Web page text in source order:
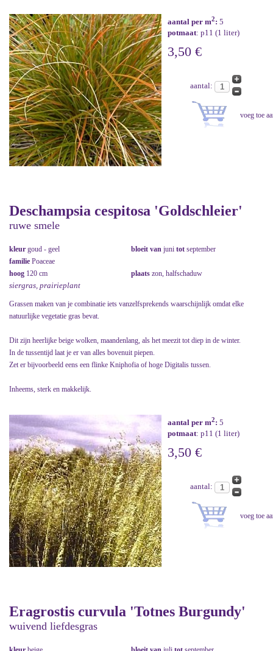
aantal per m2: 5
potmaat: p11 (1 liter)
3,50 €
aantal:
Deschampsia cespitosa 'Goldschleier'
ruwe smele
kleur goud - geel bloeit van juni tot september
familie Poaceae
hoog 120 cm plaats zon, halfschaduw
siergras, prairieplant
Grassen maken van je combinatie iets vanzelfsprekends waarschijnlijk omdat elke
natuurlijke vegetatie gras bevat.
Dit zijn heerlijke beige wolken, maandenlang, als het meezit tot diep in de winter.
In de tussentijd laat je er van alles bovenuit piepen.
Zet er bijvoorbeeld eens een flinke Kniphofia of hoge Digitalis tussen.
Inheems, sterk en makkelijk.
aantal per m2: 5
potmaat: p11 (1 liter)
3,50 €
aantal:
Eragrostis curvula 'Totnes Burgundy'
wuivend liefdesgras